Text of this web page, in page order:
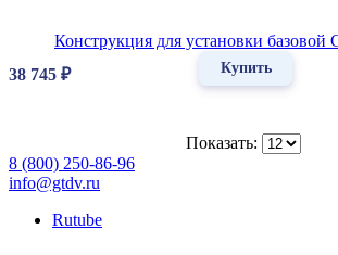
Конструкция для установки базовой
38 745 ₽ Купить
Показать:
8 (800) 250-86-96
info@gtdv.ru
Rutube